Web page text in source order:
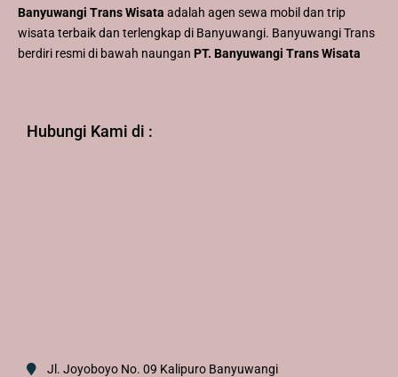
Banyuwangi Trans Wisata adalah agen sewa mobil dan trip
wisata terbaik dan terlengkap di Banyuwangi. Banyuwangi Trans
berdiri resmi di bawah naungan PT. Banyuwangi Trans Wisata
Hubungi Kami di :
Jl. Joyoboyo No. 09 Kalipuro Banyuwangi